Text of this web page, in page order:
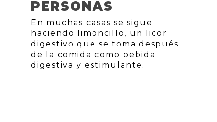
PERSONAS
En muchas casas se sigue
haciendo limoncillo, un licor
digestivo que se toma después
de la comida como bebida
digestiva y estimulante.